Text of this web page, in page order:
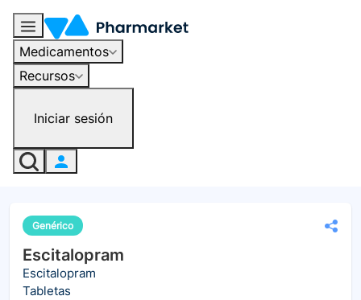
Medicamentos
Recursos
Iniciar sesión
Genérico
Escitalopram
Escitalopram
Tabletas